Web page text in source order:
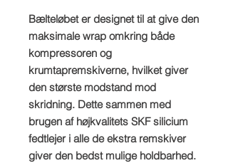
Bælteløbet er designet til at give den
maksimale wrap omkring både
kompressoren og
krumtapremskiverne, hvilket giver
den største modstand mod
skridning. Dette sammen med
brugen af højkvalitets SKF silicium
fedtlejer i alle de ekstra remskiver
giver den bedst mulige holdbarhed.